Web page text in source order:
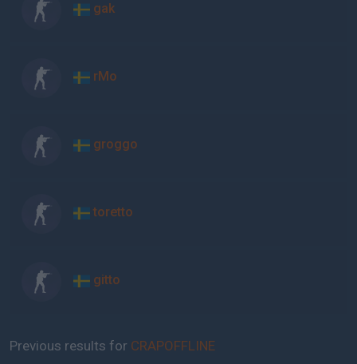
gak
rMo
groggo
toretto
gitto
Previous results for CRAPOFFLINE